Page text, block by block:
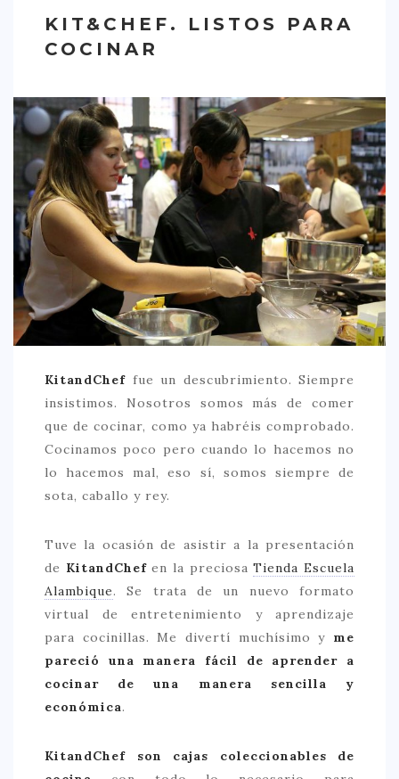
TIPO DE COMIDA
AMERICANA
ASIÁTICA
CARNES
CREATIVA
DULCE
FUSIÓN
MEDITERRÁNEA
SALUDABLE
PRECIO
25 – 50 €
NUESTROS FAVORITOS
LIFESTYLE
BEAUTY
KIT&CHEF. LISTOS PARA
COCINAR
KitandChef fue un descubrimiento. Siempre
insistimos. Nosotros somos más de comer
que de cocinar, como ya habréis comprobado.
Cocinamos poco pero cuando lo hacemos no
lo hacemos mal, eso sí, somos siempre de
sota, caballo y rey.
Tuve la ocasión de asistir a la presentación
de KitandChefen la preciosaTienda Escuela
Alambique. Se trata de un nuevo formato
virtual de entretenimiento y aprendizaje
para cocinillas. Me divertí muchísimo y me
pareció una manera fácil de aprender a
cocinar de una manera sencilla y
económica.
KitandChef son cajas coleccionables de